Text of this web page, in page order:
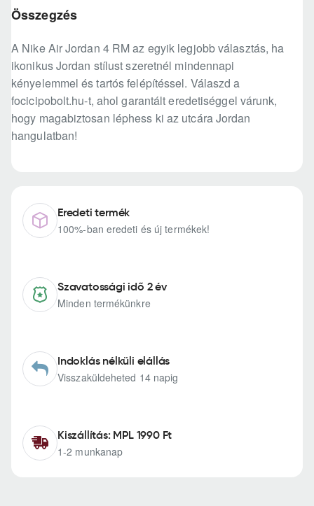
Összegzés
A Nike Air Jordan 4 RM az egyik legjobb választás, ha
ikonikus Jordan stílust szeretnél mindennapi
kényelemmel és tartós felépítéssel. Válaszd a
focicipobolt.hu-t, ahol garantált eredetiséggel várunk,
hogy magabiztosan léphess ki az utcára Jordan
hangulatban!
Eredeti termék
100%-ban eredeti és új termékek!
Szavatossági idő 2 év
Minden termékünkre
Indoklás nélküli elállás
Visszaküldeheted 14 napig
Kiszállítás: MPL 1990 Ft
1-2 munkanap